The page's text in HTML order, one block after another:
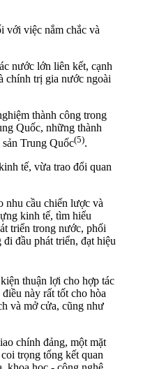
với việc nắm chắc và
nước lớn liên kết, cạnh
chính trị gia nước ngoài
thành công trong
Quốc, những thành
Trung Quốc(5).
tế, vừa trao đổi quan
nhu cầu chiến lược và
kinh tế, tìm hiểu
triển trong nước, phối
đầu phát triển, đạt hiệu
thuận lợi cho hợp tác
này rất tốt cho hòa
và mở cửa, cũng như
chính đảng, một mặt
trọng tổng kết quan